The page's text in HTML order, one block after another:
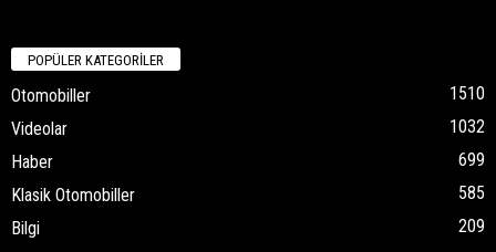
POPÜLER KATEGORİLER
Otomobiller
1510
Videolar
1032
Haber
699
Klasik Otomobiller
585
Bilgi
209